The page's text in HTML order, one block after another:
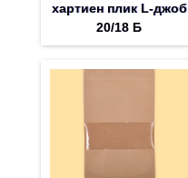
хартиен плик L-джоб
20/18 Б